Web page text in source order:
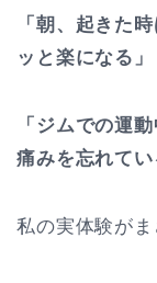
「朝、起きた
ッと楽になる」
「ジムでの運
痛みを忘れてい
私の実体験がま